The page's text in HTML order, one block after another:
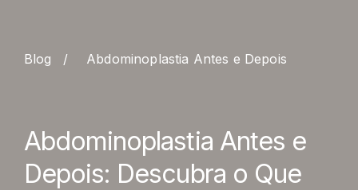
Blog / Abdominoplastia Antes e Depois
Abdominoplastia Antes e
Depois: Descubra o Que